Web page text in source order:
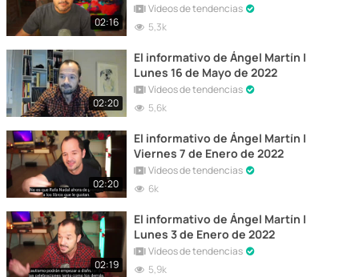
02:16
Vídeos de tendencias
5,3k
02:20
El informativo de Ángel Martín |
Lunes 16 de Mayo de 2022
Vídeos de tendencias
5,6k
02:20
El informativo de Ángel Martín |
Viernes 7 de Enero de 2022
Vídeos de tendencias
6k
02:19
El informativo de Ángel Martín |
Lunes 3 de Enero de 2022
Vídeos de tendencias
5,9k